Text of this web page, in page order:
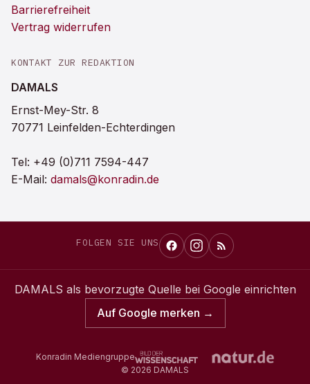
Barrierefreiheit
Vertrag widerrufen
KONTAKT ZUR REDAKTION
DAMALS
Ernst-Mey-Str. 8
70771 Leinfelden-Echterdingen
Tel: +49 (0)711 7594-447
E-Mail: damals@konradin.de
FOLGEN SIE UNS
DAMALS als bevorzugte Quelle bei Google einrichten
Auf Google merken →
Konradin Mediengruppe
© 2026 DAMALS